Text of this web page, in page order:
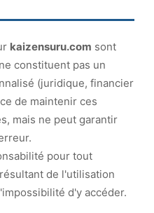
kaizensuru.com sont
constituent pas un
(juridique, financier
de maintenir ces
mais ne peut garantir
pour tout
de l'utilisation
d'y accéder.